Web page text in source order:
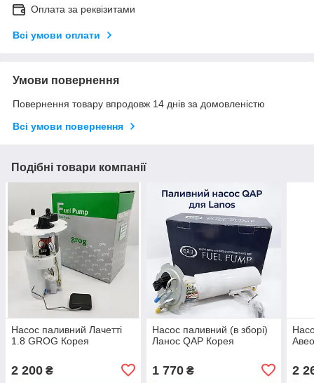
Оплата за реквізитами
Всі умови оплати
Умови повернення
Повернення товару впродовж 14 днів за домовленістю
Всі умови повернення
Подібні товари компанії
Насос паливний Лачетті
1.8 GROG Корея
2 200 ₴
Насос паливний (в зборі)
Ланос QAP Корея
1 770₴ 2